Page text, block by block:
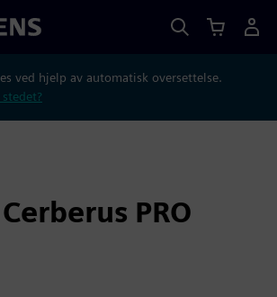
ved hjelp av automatisk oversettelse.
PRO